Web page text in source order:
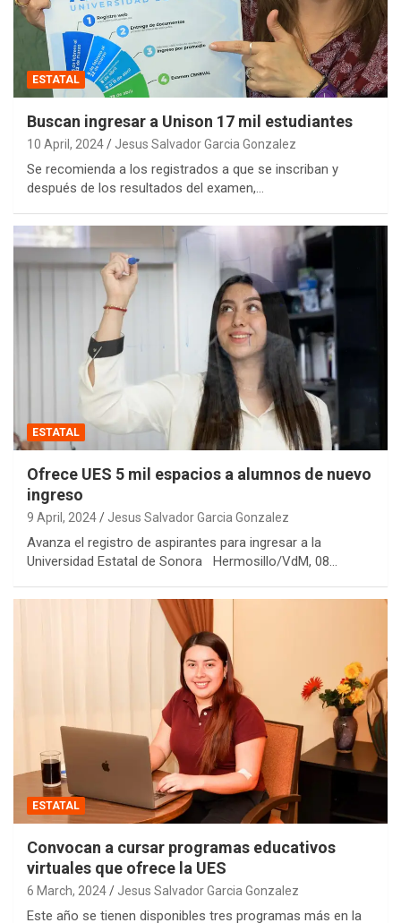
ESTATAL
Buscan ingresar a Unison 17 mil estudiantes
10 April, 2024 Jesus Salvador Garcia Gonzalez
Se recomienda a los registrados a que se inscriban y
después de los resultados del examen,…
ESTATAL
Ofrece UES 5 mil espacios a alumnos de nuevo
ingreso
9 April, 2024 Jesus Salvador Garcia Gonzalez
Avanza el registro de aspirantes para ingresar a la
Universidad Estatal de Sonora Hermosillo/VdM, 08…
ESTATAL
Convocan a cursar programas educativos
virtuales que ofrece la UES
6 March, 2024 Jesus Salvador Garcia Gonzalez
Este año se tienen disponibles tres programas más en la